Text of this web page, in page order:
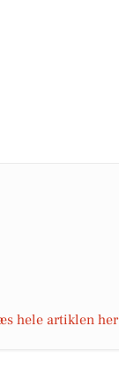
hele artiklen her